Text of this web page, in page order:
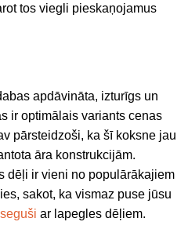
tos viegli pieskaņojamus
apdāvināta, izturīgs un
ir optimālais variants cenas
pārsteidzoši, ka šī koksne jau
āra konstrukcijām.
dēļi ir vieni no populārākajiem
sakot, ka vismaz puse jūsu
ar lapegles dēļiem.